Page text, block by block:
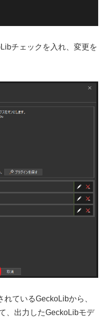
チェックを入れ、変更を
ているGeckoLibから、
、出力したGeckoLibモデ